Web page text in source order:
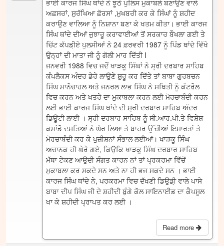
ਭਾਈ ਕਾਰਜ ਸਿੰਘ ਥਾਂਦੇ ਨੇ ਝੂਠੇ ਪੁਲਿਸ ਮੁਕਾਬਲੇ ਬਣਾਉਣ ਵਾਲੇ
ਅਫ਼ਸਰਾਂ, ਸੁਰੱਖਿਆ ਫ਼ੋਰਸਾਂ ,ਮੁਖਬਰੀ ਕਰ ਕੇ ਸਿੰਘਾਂ ਨੂੰ ਸ਼ਹੀਦ
ਕਰਾਉਣ ਵਾਲਿਆ ਨੂੰ ਨਿਸ਼ਾਨਾ ਬਣਾ ਕੇ ਖਤਮ ਕੀਤਾ। ਭਾਈ ਕਾਰਜ
ਸਿੰਘ ਥਾਂਦੇ ਦੀਆਂ ਜੁਝਾਰੂ ਕਰਾਵਾਈਆਂ ਤੋਂ ਸਰਕਾਰ ਬੌਖਲਾ ਗਈ ਤੇ
ਚਿੱਟ ਕੱਪਡ਼ੀਏ ਪੁਲਸੀਆਂ ਨੇ 24 ਫ਼ਰਵਰੀ 1987 ਨੂੰ ਪਿੰਡ ਥਾਂਦੇ ਵਿੱਖੇ
ਉਨ੍ਹਾਂ ਦੀ ਮਾਤਾ ਜੀ ਨੂੰ ਗੋਲੀ ਮਾਰ ਦਿੱਤੀ I
ਜਨਵਰੀ 1988 ਵਿਚ ਜਦੋਂ ਖਾੜਕੂ ਸਿੰਘਾਂ ਨੇ ਸ੍ਰੀ ਦਰਬਾਰ ਸਾਹਿਬ
ਕੰਪਲੈਕਸ ਅੰਦਰ ਡੇਰੇ ਲਾਉਣੇ ਸ਼ੁਰੂ ਕਰ ਦਿੱਤੇ ਤਾਂ ਬਾਬਾ ਗੁਰਬਚਨ
ਸਿੰਘ ਮਾਨੋਚਾਹਲ ਅਤੇ ਜਨਰਲ ਲਾਭ ਸਿੰਘ ਨੇ ਸਥਿਤੀ ਨੂੰ ਕੰਟਰੋਲ
ਵਿਚ ਕਰਨ ਅਤੇ ਖਤਰੇ ਦਾ ਮੁਕਾਬਲਾ ਕਰਨ ਲਈ ਮੋਰਚਾਬੰਦੀ ਕਰਨ
ਲਈ ਭਾਈ ਕਾਰਜ ਸਿੰਘ ਥਾਂਦੇ ਦੀ ਸ੍ਰੀ ਦਰਬਾਰ ਸਾਹਿਬ ਅੰਦਰ
ਡਿਊਟੀ ਲਾਈ । ਸ੍ਰੀ ਦਰਬਾਰ ਸਾਹਿਬ ਨੂੰ ਸੀ.ਆਰ.ਪੀ.ਤੇ ਵਿਸ਼ੇਸ਼
ਕਮਾਂਡੋ ਦਸਤਿਆਂ ਨੇ ਘੇਰ ਲਿਆ ਤੇ ਬਾਹਰ ਉੱਚੀਆਂ ਇਮਾਰਤਾਂ ਤੇ
ਮੋਰਚਾਬੰਦੀ ਕਰ ਕੇ ਪੁਜ਼ੀਸ਼ਨਾਂ ਸੰਭਾਲ ਲਈਆਂ। ਖਾੜਕੂ ਸਿੰਘ
ਅਚਾਨਕ ਹੀ ਘੇਰੇ ਗਏ, ਕਿਉਕਿ ਖਾੜਕੂ ਸਿੰਘ ਦਰਬਾਰ ਸਾਹਿਬ
ਮੱਥਾ ਟੇਕਣ ਆਉਦੀ ਸੰਗਤ ਕਾਰਨ ਨਾਂ ਤਾਂ ਪ੍ਰਕਰਮਾ ਵਿੱਚੋਂ
ਮੁਕਾਬਲਾ ਕਰ ਸਕਦੇ ਸਨ ਅਤੇ ਨਾ ਹੀ ਭਜ ਸਕਦੇ ਸਨ । ਭਾਈ
ਕਾਰਜ ਸਿੰਘ ਥਾਂਦੇ ਨੇ, ਪਰਕਰਮਾ ਵਿਚ ਦੱਖਣੀ ਡਿਉਡ਼ੀ ਵਾਲੇ ਪਾਸੇ
ਬਾਬਾ ਦੀਪ ਸਿੰਘ ਜੀ ਦੇ ਸ਼ਹੀਦੀ ਬੁੰਗੇ ਕੋਲ ਸਾਇਨਾਈਡ ਦਾ ਕੈਪਸੂਲ
ਖਾ ਕੇ ਸ਼ਹੀਦੀ ਪ੍ਰਾਪਤ ਕਰ ਲਈ ।
Read more